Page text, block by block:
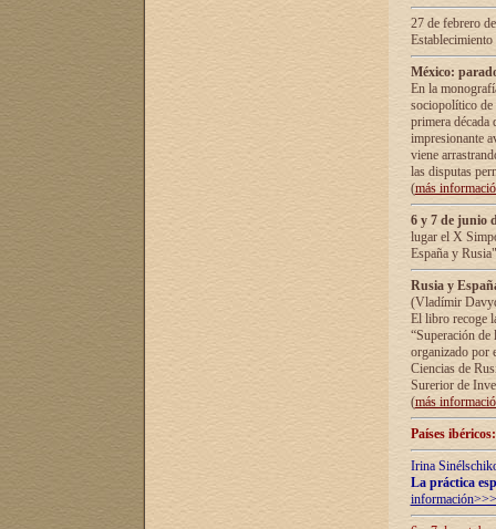
27 de febrero
México:
En la
sociopolítico de
primera década
impresionante
viene
las disputas
(más
6 y 7 de junio
lugar el X
España y
Rusia y
(Vladímir
El libro recoge
“Superación
organizado por
Ciencias de
Surerior de
(más
Países
Irina
La práctica
información>>>